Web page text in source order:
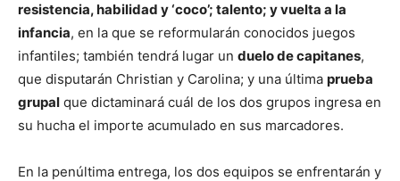
resistencia, habilidad y ‘coco’; talento; y vuelta a la
infancia, en la que se reformularán conocidos juegos
infantiles; también tendrá lugar un duelo de capitanes,
que disputarán Christian y Carolina; y una última prueba
grupal que dictaminará cuál de los dos grupos ingresa en
su hucha el importe acumulado en sus marcadores.
En la penúltima entrega, los dos equipos se enfrentarán y